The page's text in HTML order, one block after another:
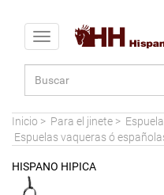
Toggle navigation
Inicio > Para el jinete >
Espuelas vaqueras ó
HISPANO HIPICA